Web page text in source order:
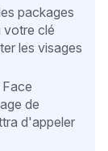
packages
votre clé
les visages
de
d'appeler